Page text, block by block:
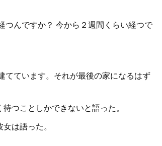
つんですか？ 今から２週間くらい経つで
てています。それが最後の家になるはず
つことしかできないと語った。
は語った。